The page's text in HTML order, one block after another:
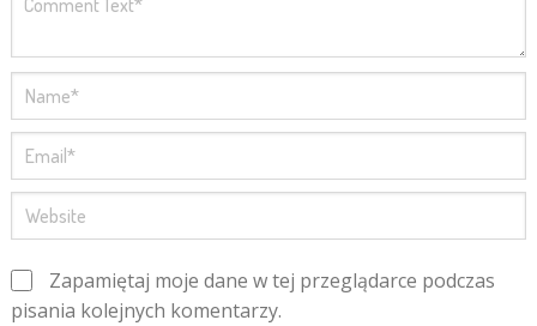
Zapamiętaj moje dane w tej przeglądarce podczas
pisania kolejnych komentarzy.